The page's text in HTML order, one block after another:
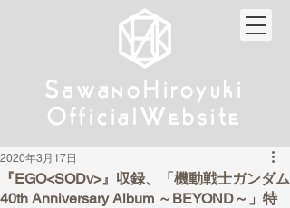
Sa wanoHiroyuki
Official W ebsite
Sa wanoHiroyuki
Official W ebsite
『EGO<SODv>』収録、「機動戦士ガンダム
40th Anniversary Album ～BEYOND～」特
2020年3月17日